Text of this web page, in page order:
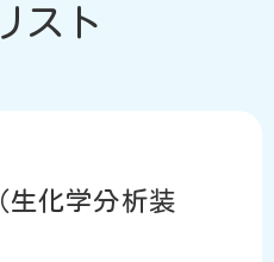
スト
生化学分析装